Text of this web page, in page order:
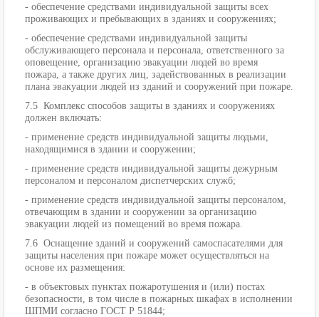
- обеспечение средствами индивидуальной защиты всех
проживающих и пребывающих в зданиях и сооружениях;
- обеспечение средствами индивидуальной защиты
обслуживающего персонала и персонала, ответственного за
оповещение, организацию эвакуации людей во время
пожара, а также других лиц, задействованных в реализации
плана эвакуации людей из зданий и сооружений при пожаре.
7.5 Комплекс способов защиты в зданиях и сооружениях
должен включать:
- применение средств индивидуальной защиты людьми,
находящимися в здании и сооружении;
- применение средств индивидуальной защиты дежурным
персоналом и персоналом диспетчерских служб;
- применение средств индивидуальной защиты персоналом,
отвечающим в здании и сооружении за организацию
эвакуации людей из помещений во время пожара.
7.6 Оснащение зданий и сооружений самоспасателями для
защиты населения при пожаре может осуществляться на
основе их размещения:
- в объектовых пунктах пожаротушения и (или) постах
безопасности, в том числе в пожарных шкафах в исполнении
ШПМИ согласно ГОСТ Р 51844;